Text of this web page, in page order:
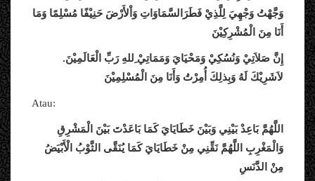
وَجَّهْتُ وَجْهِيَ لِلَّذِيْ فَطَرَالسَّمَاوَاتِ وَاْلأَرْضَ حَنِيْفًا مُسْلِمًا وَمَا
أَنَا مِنَ الْمُشْرِكِيْنَ
إِنَّ صَلاَتِيْ وَنُسُكِيْ وَمَحْيَايَ وَمَمَاتِيْ ِللهِرَبِّ
الْعَالَمِيْنَ.
لاَشَرِيْكَ لَهُ وَبِذلِكَ أُمِرْتُ وَأَنَا مِنَ الْمُسْلِمِيْنَ
Atau:
اللَّهُمَّبَاعِدْبَيْنِي وَبَيْنَ خَطَايَايَكَمَابَاعَدْتَبَيْنَ
الْمَشْرِقِ
وَالْمَغْرِبِ
اللَّهُمَّنَقِّنِي مِنْ خَطَايَايَكَمَايُنَقَّى الثَّوْبُ
الْأَبْيَضُ
مِنْ
الدَّنَسِ